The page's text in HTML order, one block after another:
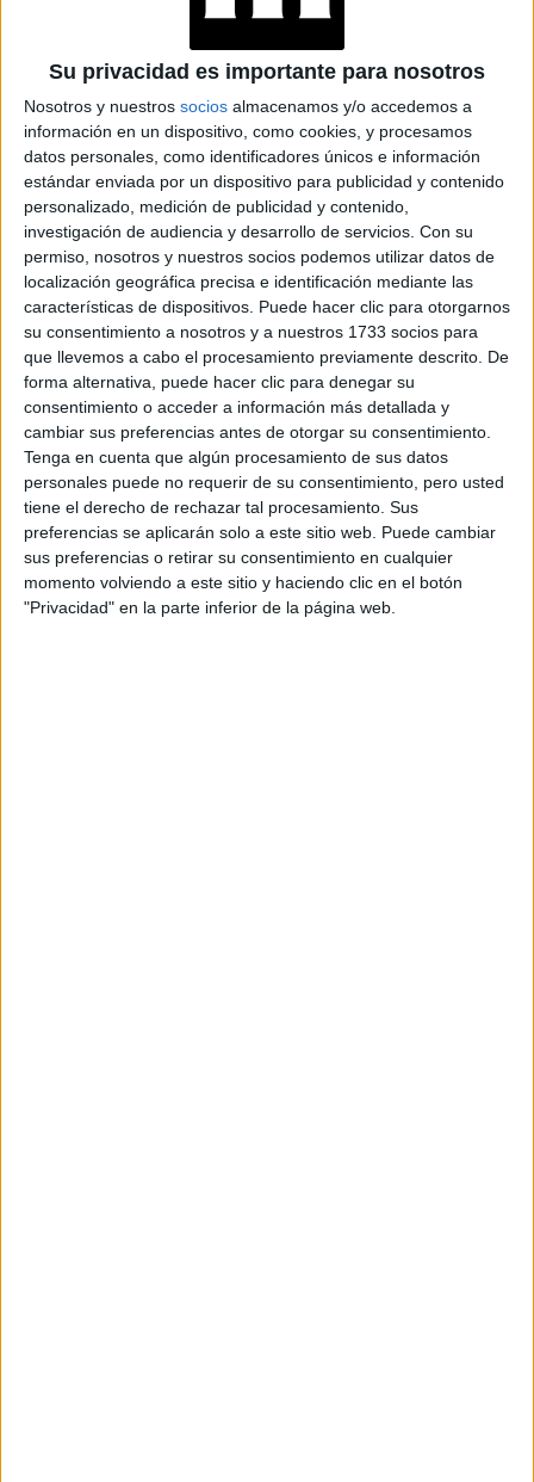
Su privacidad es importante para nosotros
Nosotros y nuestros socios almacenamos y/o accedemos a
información en un dispositivo, como cookies, y procesamos
datos personales, como identificadores únicos e información
estándar enviada por un dispositivo para publicidad y contenido
personalizado, medición de publicidad y contenido,
investigación de audiencia y desarrollo de servicios. Con su
permiso, nosotros y nuestros socios podemos utilizar datos de
localización geográfica precisa e identificación mediante las
características de dispositivos. Puede hacer clic para otorgarnos
su consentimiento a nosotros y a nuestros 1733 socios para
que llevemos a cabo el procesamiento previamente descrito. De
forma alternativa, puede hacer clic para denegar su
consentimiento o acceder a información más detallada y
cambiar sus preferencias antes de otorgar su consentimiento.
Tenga en cuenta que algún procesamiento de sus datos
personales puede no requerir de su consentimiento, pero usted
tiene el derecho de rechazar tal procesamiento. Sus
preferencias se aplicarán solo a este sitio web. Puede cambiar
sus preferencias o retirar su consentimiento en cualquier
momento volviendo a este sitio y haciendo clic en el botón
"Privacidad" en la parte inferior de la página web.
CON RICARDO
Lo más importante de la temporada se centraen el
romance de Carlos con una joven Lady Diana
Spencer, que interpreta la actrizEmma Corrin, proporciona
un muy necesario cuento de hadas para unir al pueblo
británico, a puertas cerradas, la familia real se está
dividiendo cada vez más.
at Redacción Marie Claire
GALERÍA DE IMÁGENES